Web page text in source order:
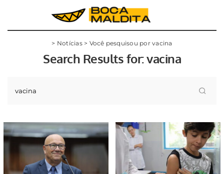
> Notícias> Você pesquisou por vacina
Search Results for:vacina